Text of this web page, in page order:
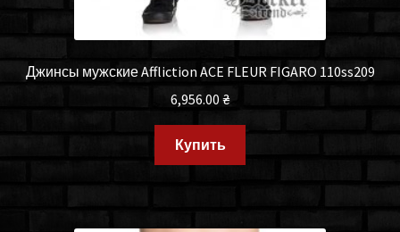
Джинсы мужские Affliction ACE FLEUR FIGARO 110ss209
6,956.00 ₴
Купить